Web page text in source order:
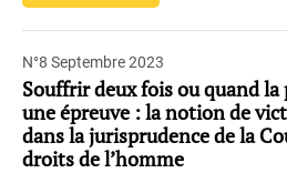
N°8 Septembre 2023
Souffrir deux fois ou quand
une épreuve : la notion de
dans la jurisprudence de la
droits de l’homme